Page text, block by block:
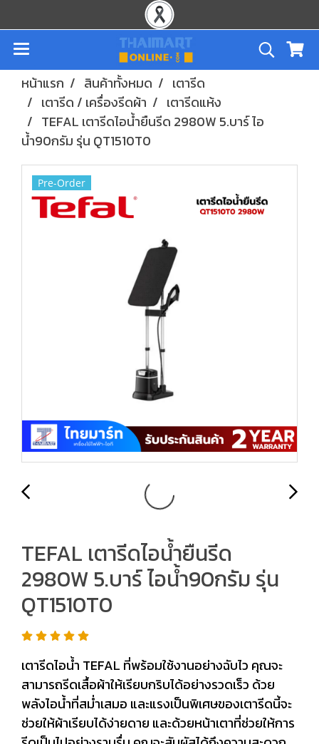
หน้าแรก สินค้าทั้งหมด
เตารีด
เตารีด / เครื่องรีดผ้า
เตารีดแห้ง
TEFAL เตารีดไอน้ำยืนรีด 2980W 5.บาร์ ไอ
น้ำ90กรัม รุ่น QT1510T0
Pre-Order
TEFAL เตารีดไอน้ำยืนรีด
2980W 5.บาร์ ไอน้ำ90กรัม รุ่น
QT1510T0
เตารีดไอน้ำ TEFAL ที่พร้อมใช้งานอย่างฉับไว คุณจะ
สามารถรีดเสื้อผ้าให้เรียบกริบได้อย่างรวดเร็ว ด้วย
พลังไอน้ำที่สม่ำเสมอ และแรงเป็นพิเศษของเตารีดนี้จะ
ช่วยให้ผ้าเรียบได้ง่ายดาย และด้วยหน้าเตาที่ช่วยให้การ